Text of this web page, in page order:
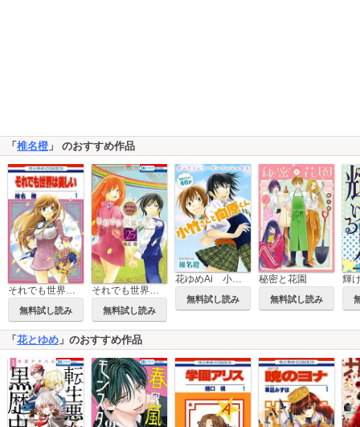
「 椎名橙 」 のおすすめ作品
無料試し読み
それでも世界は美しい【電子限定カラー画集付き特装版】
無料試し読み
花ゆめAi 小竹さんと向原くん
無料試し読み
秘密と花園
無料試し読み
輝
「 花とゆめ 」のおすすめ作品